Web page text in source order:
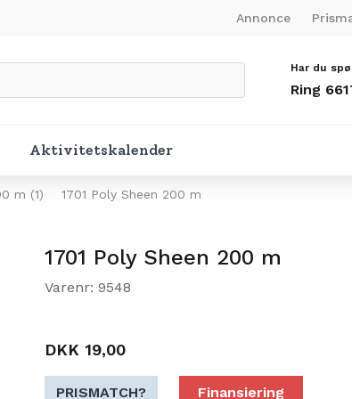
Annonce
Har du
Ring
Aktivitetskalender
m (1) 1701 Poly Sheen 200 m
1701 Poly Sheen 200 m
Varenr: 9548
DKK 19,00
PRISMATCH? Finansiering